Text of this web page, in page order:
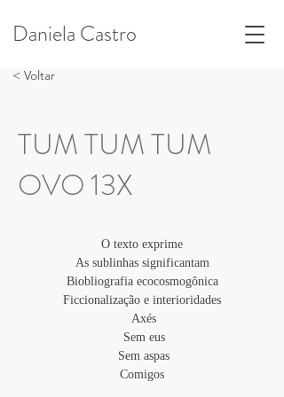
Daniela Castro
< Voltar
TUM TUM TUM
OVO 13X
O texto exprime
As sublinhas significantam
Biobliografia ecocosmogônica
Ficcionalização e interioridades
Axés
Sem eus
Sem aspas
Comigos